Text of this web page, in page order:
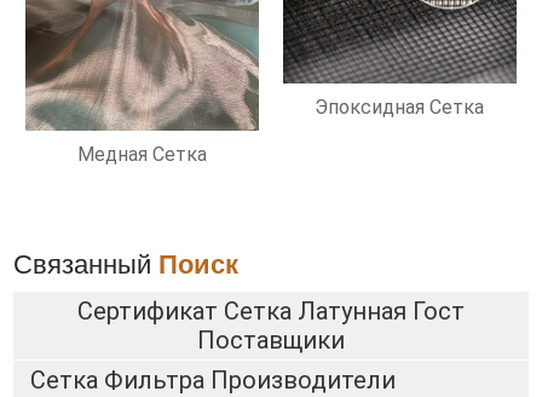
Медная Сетка
Эпоксидная Сетка
Связанный Поиск
Сертификат Сетка Латунная Гост
Поставщики
Сетка Фильтра Производители